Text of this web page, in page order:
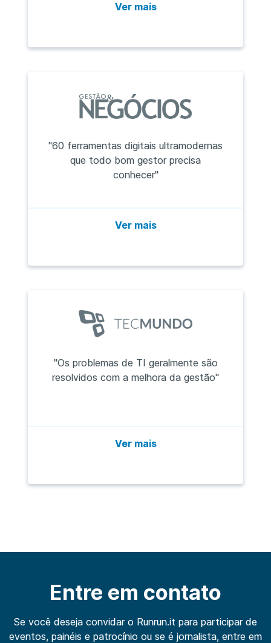
Ver mais
"60 ferramentas digitais ultramodernas
que todo bom gestor precisa
conhecer"
Ver mais
"Os problemas de TI geralmente são
resolvidos com a melhora da gestão"
Ver mais
Entre em contato
Se você deseja convidar o Runrun.it para participar de
eventos, painéis e patrocínio ou se é jornalista, entre em